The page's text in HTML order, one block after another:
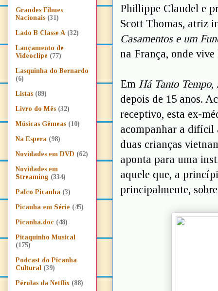
Phillippe Claudel e
Scott Thomas, atriz
Casamentos e um
na França, onde vive
Em Há Tanto Tempo,
depois de 15 anos.
receptivo, esta ex-
acompanhar a difícil
duas crianças
aponta para uma
aquele que, a
principalmente,
Grandes Filmes
Nacionais (31)
Lado B Classe A (32)
Lançamento de
Videoclipe (77)
Lasquinha do Bernardo
(6)
Listas (89)
Livro do Mês (32)
Músicas Gêmeas (10)
Na Espera (98)
Novidades em DVD (62)
Novidades em
Streaming (334)
Palco Picanha (3)
Picanha em Série (45)
Picanha.doc (48)
Pitaquinho Musical
(175)
Podcast do Picanha
Cultural (39)
Pérolas da Netflix (88)